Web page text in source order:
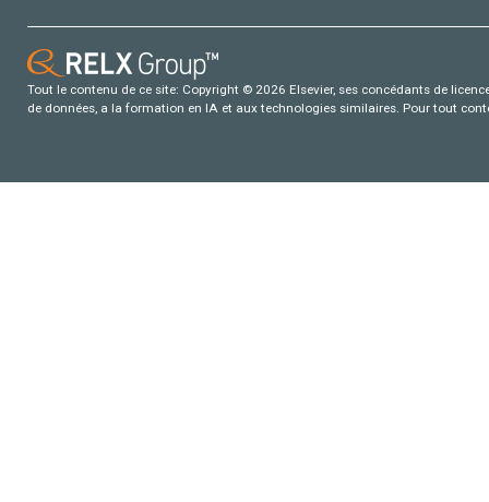
Tout le contenu de ce site: Copyright © 2026 Elsevier, ses concédants de
de données, a la formation en IA et aux technologies similaires. Pour tout